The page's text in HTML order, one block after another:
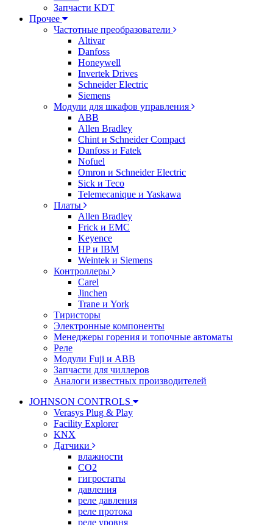
Запчасти KDT
Прочее
Частотные преобразователи
Altivar
Danfoss
Honeywell
Invertek Drives
Schneider Electric
Siemens
Модули для шкафов управления
ABB
Allen Bradley
Chint и Schneider Compact
Danfoss и Fatek
Nofuel
Omron и Schneider Electric
Sick и Teco
Telemecanique и Yaskawa
Платы
Allen Bradley
Frick и EMC
Keyence
HP и IBM
Weintek и Siemens
Контроллеры
Carel
Jinchen
Trane и York
Тиристоры
Электронные компоненты
Менеджеры горения и топочные автоматы
Реле
Модули Fuji и ABB
Запчасти для чиллеров
Аналоги известных производителей
JOHNSON CONTROLS
Verasys Plug & Play
Facility Explorer
KNX
Датчики
влажности
CO2
гигростаты
давления
реле давления
реле протока
реле уровня